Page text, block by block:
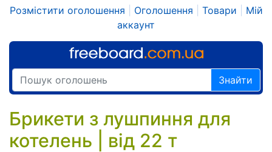
Розмістити оголошення Оголошення Товари
Мій
аккаунт
Знайти
Брикети з лушпиння для
котелень | від 22 т